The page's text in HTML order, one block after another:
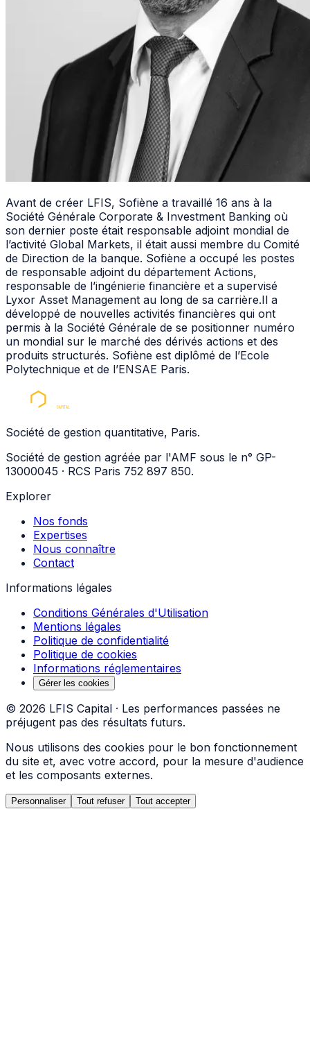
Avant de créer LFIS, Sofiène a travaillé 16 ans à la
Société Générale Corporate & Investment Banking où
son dernier poste était responsable adjoint mondial de
l’activité Global Markets, il était aussi membre du Comité
de Direction de la banque. Sofiène a occupé les postes
de responsable adjoint du département Actions,
responsable de l’ingénierie financière et a supervisé
Lyxor Asset Management au long de sa carrière.Il a
développé de nouvelles activités financières qui ont
permis à la Société Générale de se positionner numéro
un mondial sur le marché des dérivés actions et des
produits structurés. Sofiène est diplômé de l’Ecole
Polytechnique et de l’ENSAE Paris.
Société de gestion quantitative, Paris.
Société de gestion agréée par l'AMF sous le n° GP-
13000045 · RCS Paris 752 897 850.
Explorer
Nos fonds
Expertises
Nous connaître
Contact
Informations légales
Conditions Générales d'Utilisation
Mentions légales
Politique de confidentialité
Politique de cookies
Informations réglementaires
Gérer les cookies
© 2026 LFIS Capital · Les performances passées ne
préjugent pas des résultats futurs.
Nous utilisons des cookies pour le bon fonctionnement
du site et, avec votre accord, pour la mesure d'audience
et les composants externes.
Personnaliser Tout refuser Tout accepter